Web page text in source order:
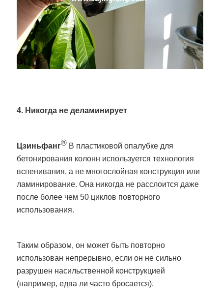
4. Никогда не деламинирует
Цзиньфанг® В пластиковой опалубке для
бетонирования колонн используется технология
вспенивания, а не многослойная конструкция или
ламинирование. Она никогда не расслоится даже
после более чем 50 циклов повторного
использования.
Таким образом, он может быть повторно
использован непрерывно, если он не сильно
разрушен насильственной конструкцией
(например, едва ли часто бросается).